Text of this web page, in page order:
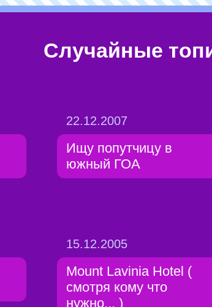
Случайные
22.12.2007
Ищу попутчицу в
южный ГОА
15.12.2005
Mount Lavinia Hotel (
смотря кому что
нужно... )